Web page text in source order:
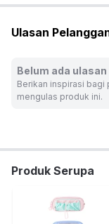
Dimensi Kemasan:
Nama Komoditas:
1600
Ulasan
Belum ada
Berikan inspirasi bagi
mengulas produk ini.
Produk Serupa